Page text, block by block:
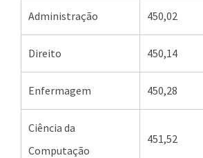
Administração 450,02
Direito 450,14
Enfermagem 450,28
Ciência da
Computação
451,52